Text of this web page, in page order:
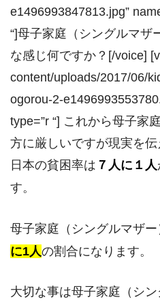
e1496993847813.jpg”
“]母子家庭（シングルマザ
な感じ何ですか？[/voice]
content/uploads/2017/06/
ogorou-2-
type=”r “] これから母子家
方に厳しいですが現実を
日本の貧困率は ７人に１人
す。
母子家庭（シングルマザ
に1人の割合になります。
大切な事は母子家庭（シ